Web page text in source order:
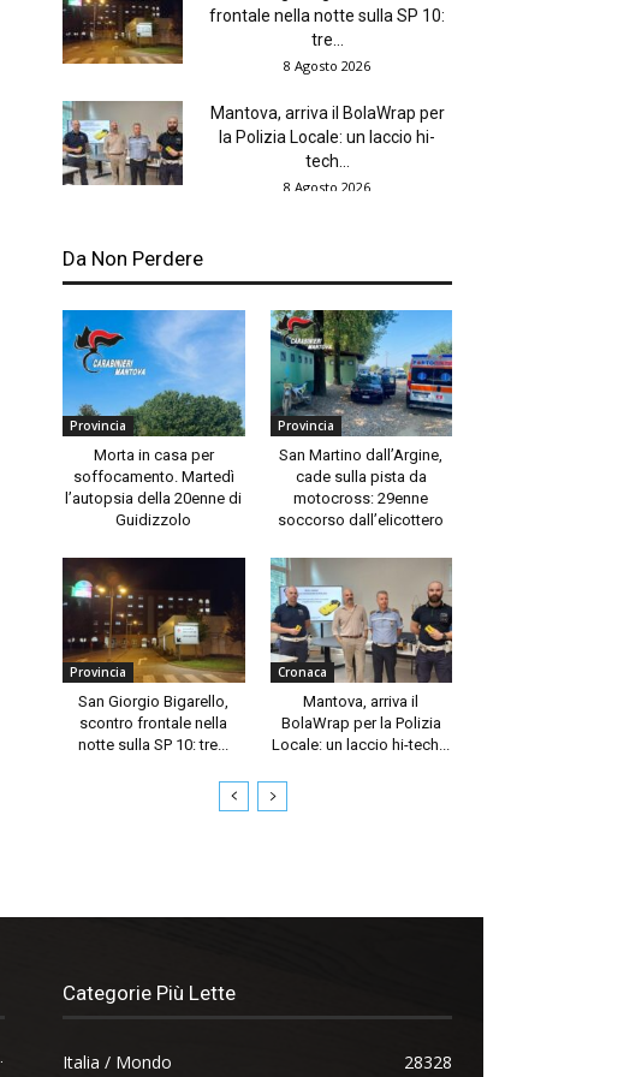
frontale nella notte sulla SP 10:
tre...
8 Agosto 2026
Mantova, arriva il BolaWrap per
la Polizia Locale: un laccio hi-
tech...
8 Agosto 2026
Da Non Perdere
Provincia
Morta in casa per
soffocamento. Martedì
l’autopsia della 20enne di
Guidizzolo
Provincia
San Martino dall’Argine,
cade sulla pista da
motocross: 29enne
soccorso dall’elicottero
Provincia
San Giorgio Bigarello,
scontro frontale nella
notte sulla SP 10: tre...
Cronaca
Mantova, arriva il
BolaWrap per la Polizia
Locale: un laccio hi-tech...
Categorie Più Lette
Italia / Mondo 28328